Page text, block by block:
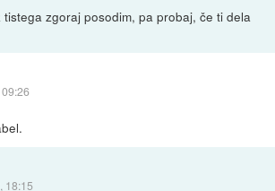
zgoraj posodim, pa probaj, če ti dela
18:15